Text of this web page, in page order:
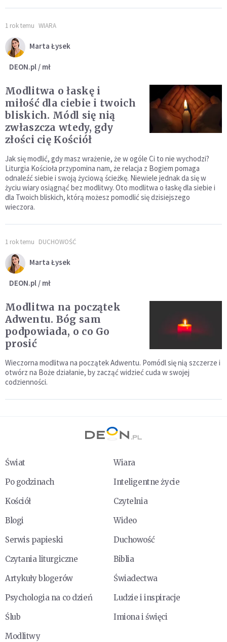
1 rok temu WIARA
Marta Łysek
DEON.pl / mł
Modlitwa o łaskę i
miłość dla ciebie i twoich
bliskich. Módl się nią
zwłaszcza wtedy, gdy
złości cię Kościół
Jak się modlić, gdy masz wrażenie, że w ogóle Ci to nie wychodzi?
Liturgia Kościoła przypomina nam, że relacja z Bogiem pomaga
odnaleźć siebie i swoją życiową ścieżkę. Niewiele jednak da się w
życiu wiary osiągnąć bez modlitwy. Oto modlitwa o łaskę dla siebie i
dla Twoich bliskich, którą możesz pomodlić się dzisiejszego
wieczora.
1 rok temu DUCHOWOŚĆ
Marta Łysek
DEON.pl / mł
Modlitwa na początek
Adwentu. Bóg sam
podpowiada, o co Go
prosić
Wieczorna modlitwa na początek Adwentu. Pomódl się nią szczerze i
otwórz na Boże działanie, by zacząć widzieć cuda w swojej
codzienności.
Świat
Wiara
Po godzinach
Inteligentne życie
Kościół
Czytelnia
Blogi
Wideo
Serwis papieski
Duchowość
Czytania liturgiczne
Biblia
Artykuły blogerów
Świadectwa
Psychologia na co dzień
Ludzie i inspiracje
Ślub
Imiona i święci
Modlitwy